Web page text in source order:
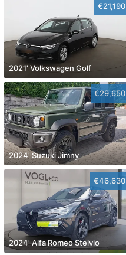
€21,190
2021' Volkswagen Golf
€29,650
2024' Suzuki Jimny
€46,630
2024' Alfa Romeo Stelvio